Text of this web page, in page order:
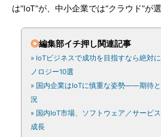
は“IoT”が、中小企業では“クラウド”が
◎編集部イチ押し関連記事
» IoTビジネスで成功を目指すなら絶対
ノロジー10選
» 国内企業はIoTに慎重な姿勢――期待
況
» 国内IoT市場、ソフトウェア／サービ
成長